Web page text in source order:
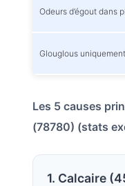
Odeurs d’égout dans
Glouglous uniquement
Les 5 causes
(78780) (stats
1. Calcaire